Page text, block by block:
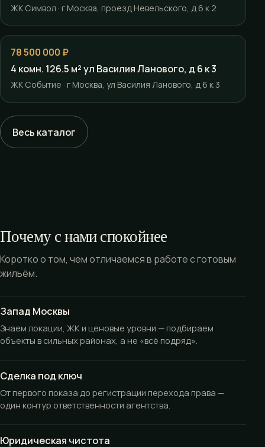
ЖК Символ · г Москва, проезд Невельского, д 6 к 2
78 500 000 ₽
4 комн. 126.5 м² ул Василия Ланового, д 6 к 3
ЖК Событие · г Москва, ул Василия Ланового, д 6 к 3
Весь каталог
Почему с нами спокойнее
Коротко о том, чем отличаемся в работе с готовым
жильём.
Запад Москвы
Знаем локации, ЖК и ценовые уровни — подбираем
объекты в сильных районах, а не «всё подряд».
Сделка под ключ
От первого показа до регистрации перехода права —
один контур ответственности агентства.
Юридическая чистота